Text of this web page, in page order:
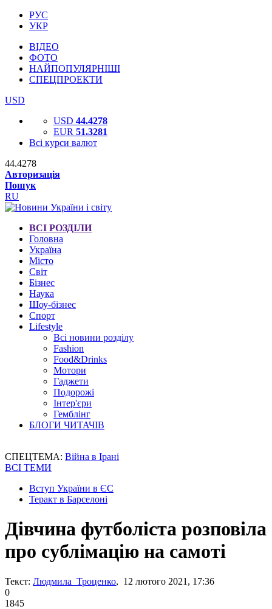
РУС
УКР
ВІДЕО
ФОТО
НАЙПОПУЛЯРНІШІ
СПЕЦПРОЕКТИ
USD
USD 44.4278
EUR 51.3281
Всі курси валют
44.4278
Авторизація
Пошук
RU
ВСІ РОЗДІЛИ
Головна
Україна
Місто
Світ
Бізнес
Наука
Шоу-бізнес
Спорт
Lifestyle
Всі новини розділу
Fashion
Food&Drinks
Мотори
Гаджети
Подорожі
Інтер'єри
Гемблінг
БЛОГИ ЧИТАЧІВ
СПЕЦТЕМА: Війна в Ірані
ВСІ ТЕМИ
Вступ України в ЄС
Теракт в Барселоні
Дівчина футболіста розповіла
про сублімацію на самоті
Текст: Людмила Троценко, 12 лютого 2021, 17:36
0
1845